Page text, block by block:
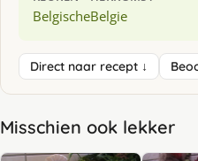
BelgischeBelgie
Direct naar recept ↓
Misschien ook lekker